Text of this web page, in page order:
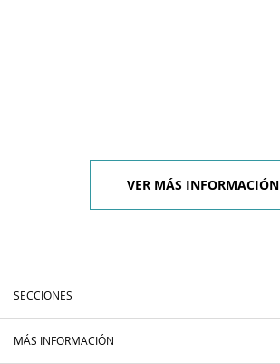
VER MÁS INFORMACIÓN
SECCIONES
MÁS INFORMACIÓN